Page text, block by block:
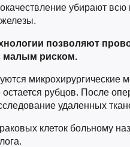
убирают
позволяют
малым риском.
микрохирургические
рубцов. После
удаленных
клеток больному